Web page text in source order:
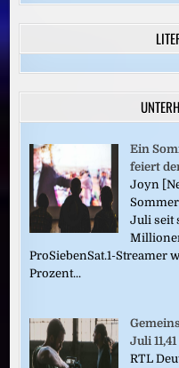
Ein
feiert
Joyn
Juli seit
ProSiebenSat.1-Streamer
Prozent...
Juli
RTL